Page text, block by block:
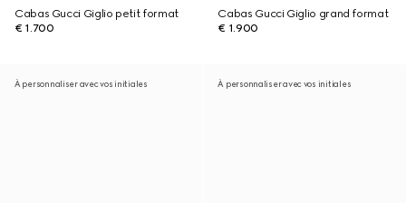
Cabas Gucci Giglio petit format
€ 1.700
Cabas Gucci Giglio grand format
€ 1.900
À personnaliser avec vos initiales À personnaliser avec vos initiales